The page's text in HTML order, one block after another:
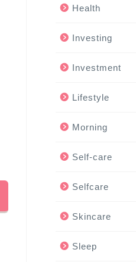
Health
Investing
Investment
Lifestyle
Morning
Self-care
Selfcare
Skincare
Sleep